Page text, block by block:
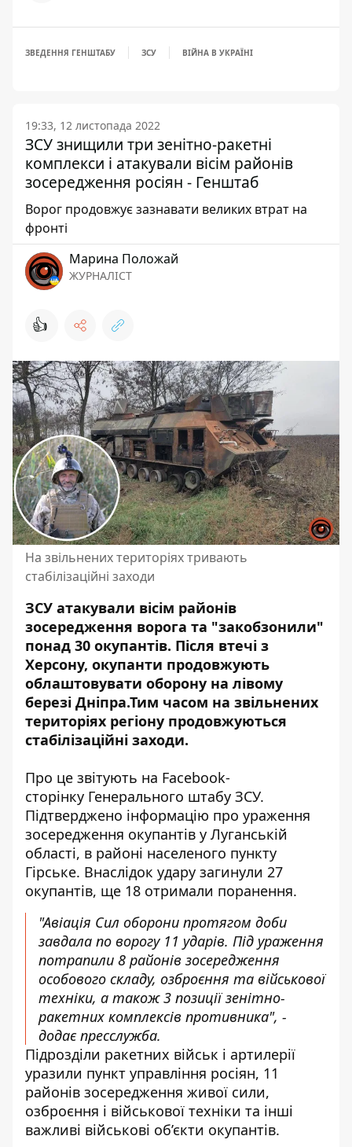
ЗВЕДЕННЯ ГЕНШТАБУ ЗСУ ВІЙНА В УКРАЇНІ
19:33, 12 листопада 2022
ЗСУ знищили три зенітно-ракетні
комплекси і атакували вісім районів
зосередження росіян - Генштаб
Ворог продовжує зазнавати великих втрат на
фронті
Марина Положай
ЖУРНАЛІСТ
👍
На звільнених територіях тривають
стабілізаційні заходи
ЗСУ атакували вісім районів
зосередження ворога та "закобзонили"
понад 30 окупантів. Після втечі з
Херсону, окупанти продовжують
облаштовувати оборону на лівому
березі Дніпра.Тим часом на звільнених
територіях регіону продовжуються
стабілізаційні заходи.
Про це звітують на Facebook-
сторінку Генерального штабу ЗСУ.
Підтверджено інформацію про ураження
зосередження окупантів у Луганській
області, в районі населеного пункту
Гірське. Внаслідок удару загинули 27
окупантів, ще 18 отримали поранення.
"Авіація Сил оборони протягом доби
завдала по ворогу 11 ударів. Під ураження
потрапили 8 районів зосередження
особового складу, озброєння та військової
техніки, а також 3 позиції зенітно-
ракетних комплексів противника", -
додає пресслужба.
Підрозділи ракетних військ і артилерії
уразили пункт управління росіян, 11
районів зосередження живої сили,
озброєння і військової техніки та інші
важливі військові об’єкти окупантів.